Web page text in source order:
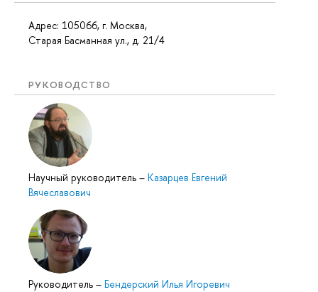
Адрес: 105066, г. Москва,
Старая Басманная ул., д. 21/4
РУКОВОДСТВО
Научный руководитель – Казарцев Евгений
Вячеславович
Руководитель – Бендерский Илья Игоревич